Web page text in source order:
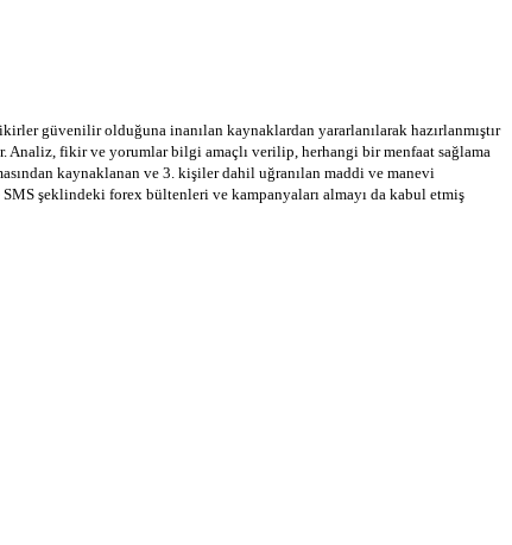
güvenilir olduğuna inanılan kaynaklardan yararlanılarak hazırlanmıştır
Analiz, fikir ve yorumlar bilgi amaçlı verilip, herhangi bir menfaat sağlama
kaynaklanan ve 3. kişiler dahil uğranılan maddi ve manevi
şeklindeki forex bültenleri ve kampanyaları almayı da kabul etmiş